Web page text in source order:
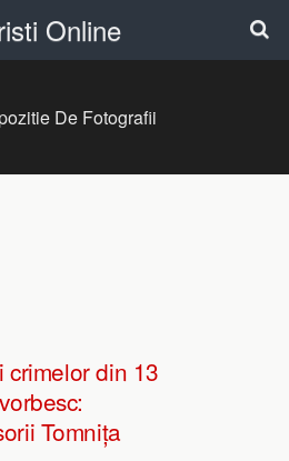
Online
De Fotografii
crimelor din 13
Tomnița